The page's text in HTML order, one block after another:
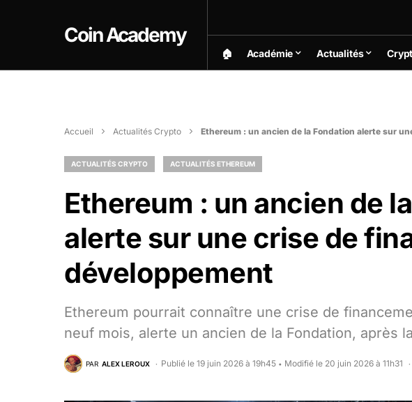
Coin Academy
🏠︎ Académie Actualités
Accueil Actualités Crypto Ethereum : un ancien de la Fondation alerte sur
ACTUALITÉS CRYPTO ACTUALITÉS ETHEREUM
Ethereum : un ancien de
alerte sur une crise de
développement
Ethereum pourrait connaître une crise de
neuf mois, alerte un ancien de la Fondation, après
PAR ALEX LEROUX Publié le 19 juin 2026 à 19h45 • Modifié le 20 juin 2026 à 11h31